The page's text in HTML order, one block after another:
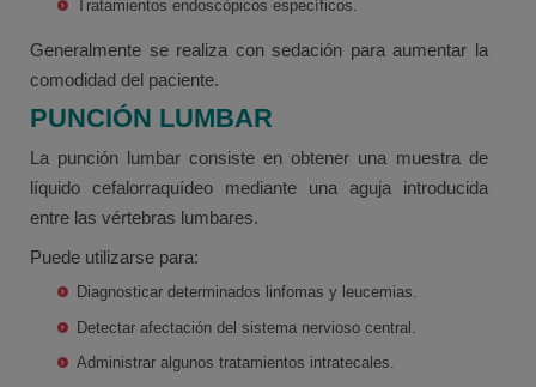
Tratamientos endoscópicos específicos.
Generalmente se realiza con sedación para aumentar la
comodidad del paciente.
PUNCIÓN LUMBAR
La punción lumbar consiste en obtener una muestra de
líquido cefalorraquídeo mediante una aguja introducida
entre las vértebras lumbares.
Puede utilizarse para:
Diagnosticar determinados linfomas y leucemias.
Detectar afectación del sistema nervioso central.
Administrar algunos tratamientos intratecales.